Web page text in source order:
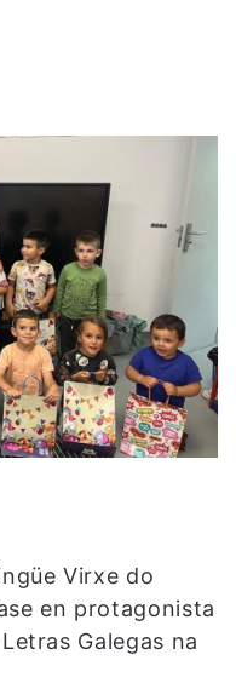
Virxe do
en protagonista
Galegas na